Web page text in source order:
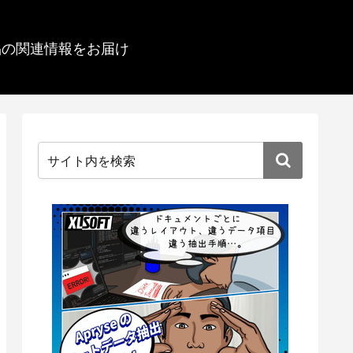
関連情報をお届け